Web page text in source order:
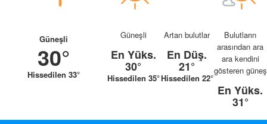
Güneşli
30°
Hissedilen 33°
Güneşli
En Yüks.
30°
Hissedilen 35°
Artan bulutlar
En Düş.
21°
Hissedilen 22°
Bulutların
arasından ara
ara kendini
gösteren güneş
En Yüks.
31°